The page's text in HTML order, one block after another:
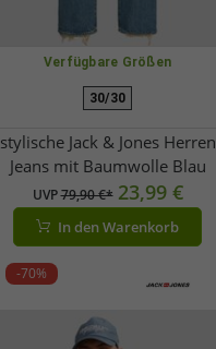
Verfügbare Größen
30/30
stylische Jack & Jones Herren
Jeans mit Baumwolle Blau
UVP79,90 €* 23,99 €
In den Warenkorb
-70%